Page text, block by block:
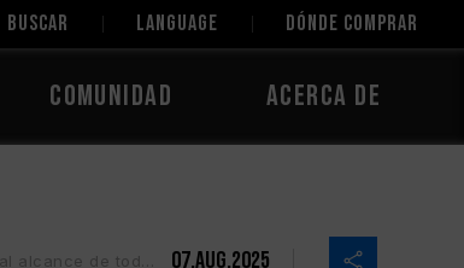
Buscar LANGUAGE Dónde comprar
Comunidad Acerca de
y entretenimiento 07.Aug.2025